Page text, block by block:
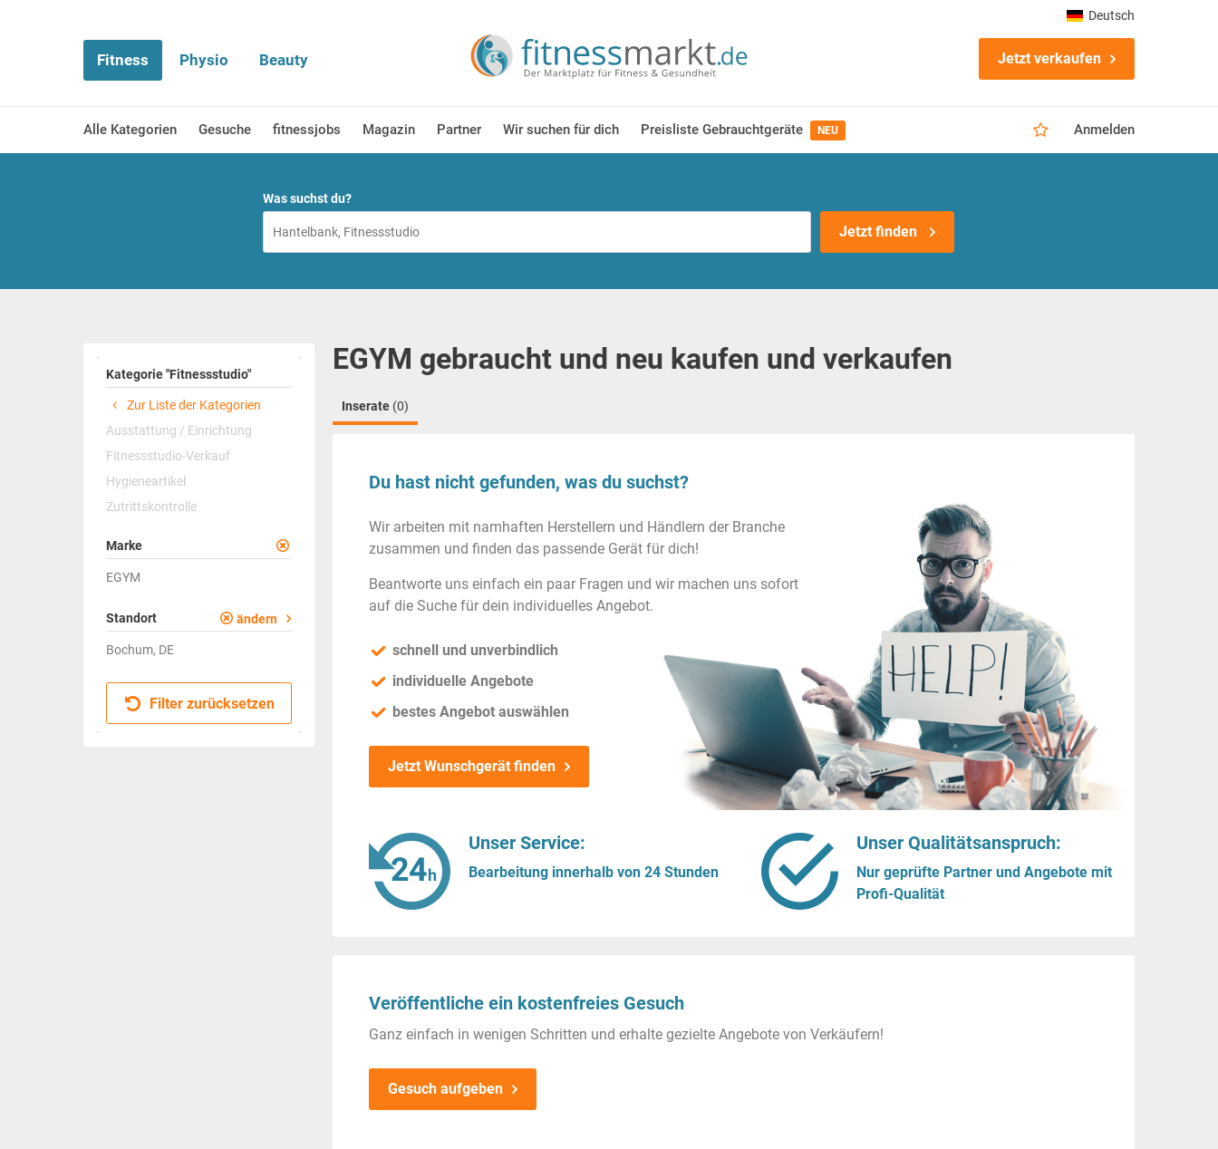
Fitness Physio Beauty Jetzt verkaufen
Alle Kategorien Gesuche fitnessjobs Magazin Partner Wir suchen für dich Preisliste Gebrauchtgeräte NEU Anmelden
Deutsch
Was suchst du?
Jetzt finden
Kategorie "Fitnessstudio"
Zur Liste der Kategorien
Ausstattung / Einrichtung
Fitnessstudio-Verkauf
Hygieneartikel
Zutrittskontrolle
Marke
EGYM
Standort ändern
Bochum, DE
Filter zurücksetzen
EGYM gebraucht und neu kaufen und verkaufen
Inserate (0)
Du hast nicht gefunden, was du suchst?
Wir arbeiten mit namhaften Herstellern und Händlern der Branche
zusammen und finden das passende Gerät für dich!
Beantworte uns einfach ein paar Fragen und wir machen uns sofort
auf die Suche für dein individuelles Angebot.
schnell und unverbindlich
individuelle Angebote
bestes Angebot auswählen
Jetzt Wunschgerät finden
Unser Service:
Bearbeitung innerhalb von 24 Stunden
Unser Qualitätsanspruch:
Nur geprüfte Partner und Angebote mit
Profi-Qualität
Veröffentliche ein kostenfreies Gesuch
Ganz einfach in wenigen Schritten und erhalte gezielte Angebote von Verkäufern!
Gesuch aufgeben